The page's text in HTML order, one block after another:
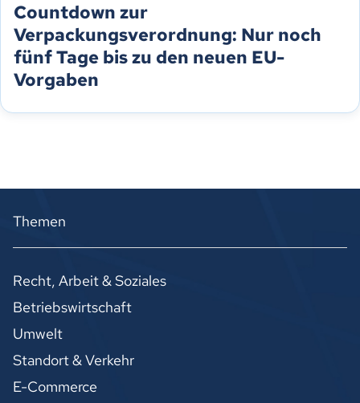
Countdown zur
Verpackungsverordnung: Nur noch
fünf Tage bis zu den neuen EU-
Vorgaben
Themen
Recht, Arbeit & Soziales
Betriebswirtschaft
Umwelt
Standort & Verkehr
E-Commerce